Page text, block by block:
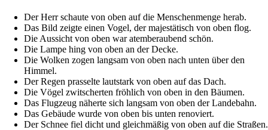
Der Herr schaute von oben auf die Menschenmenge herab.
Das Bild zeigte einen Vogel, der majestätisch von oben flog.
Die Aussicht von oben war atemberaubend schön.
Die Lampe hing von oben an der Decke.
Die Wolken zogen langsam von oben nach unten über den
Himmel.
Der Regen prasselte lautstark von oben auf das Dach.
Die Vögel zwitscherten fröhlich von oben in den Bäumen.
Das Flugzeug näherte sich langsam von oben der Landebahn.
Das Gebäude wurde von oben bis unten renoviert.
Der Schnee fiel dicht und gleichmäßig von oben auf die Straßen.